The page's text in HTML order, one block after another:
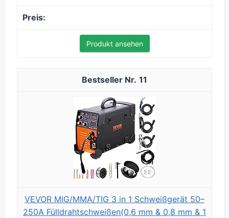
Produkt ansehen
11
VEVOR MIG/MMA/TIG 3 in 1 Schweißgerät 50–
250A Fülldrahtschweißen(0,6 mm & 0,8 mm & 1